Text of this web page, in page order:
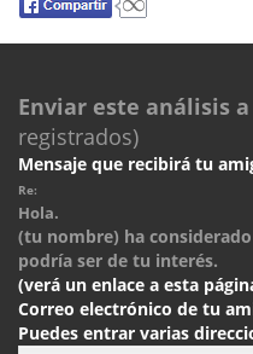
Enviar este análisis
registrados)
Mensaje que recibirá tu
Re:
Hola.
(tu nombre) ha
podría ser de tu interés.
(verá un enlace a esta
Correo electrónico de tu
Puedes entrar varias